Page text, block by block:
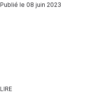
Publié le 08 juin 2023
LIRE